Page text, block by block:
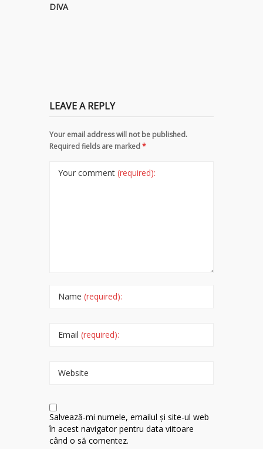
DIVA
LEAVE A REPLY
Your email address will not be published.
Required fields are marked*
Your comment (required):
Name (required):
Email (required):
Website
Salvează-mi numele, emailul și site-ul web
în acest navigator pentru data viitoare
când o să comentez.